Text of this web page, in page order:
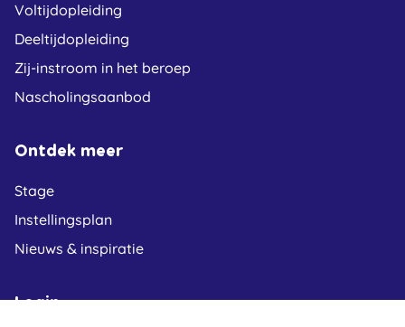
Voltijdopleiding
Deeltijdopleiding
Zij-instroom in het beroep
Nascholingsaanbod
Ontdek meer
Stage
Instellingsplan
Nieuws & inspiratie
Login